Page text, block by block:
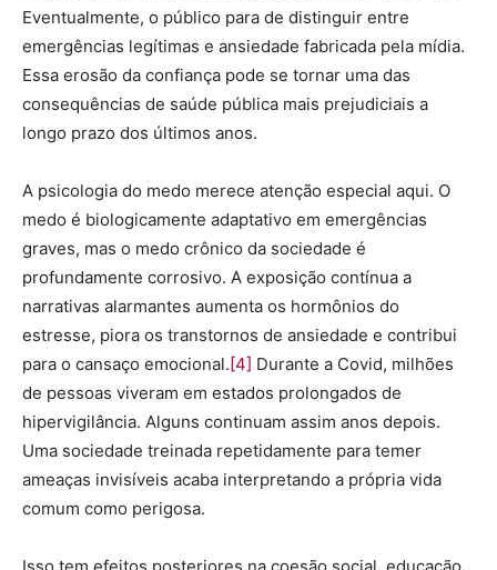
Eventualmente, o público para de distinguir entre
emergências legítimas e ansiedade fabricada pela mídia.
Essa erosão da confiança pode se tornar uma das
consequências de saúde pública mais prejudiciais a
longo prazo dos últimos anos.
A psicologia do medo merece atenção especial aqui. O
medo é biologicamente adaptativo em emergências
graves, mas o medo crônico da sociedade é
profundamente corrosivo. A exposição contínua a
narrativas alarmantes aumenta os hormônios do
estresse, piora os transtornos de ansiedade e contribui
para o cansaço emocional.[4] Durante a Covid, milhões
de pessoas viveram em estados prolongados de
hipervigilância. Alguns continuam assim anos depois.
Uma sociedade treinada repetidamente para temer
ameaças invisíveis acaba interpretando a própria vida
comum como perigosa.